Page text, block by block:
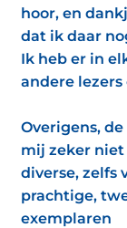
hoor, en
dat ik daar
Ik heb er in
andere lezers
Overigens,
mij zeker
diverse, zelfs
prachtige,
exemplaren